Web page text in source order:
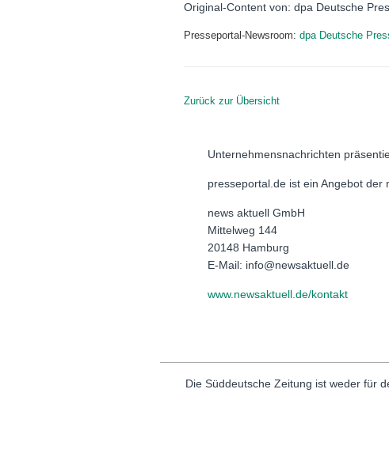
Original-Content von: dpa Deutsche
Presseportal-Newsroom: dpa Deutsche
Zurück zur Übersicht
Unternehmensnachrichten
presseportal.de ist ein Angebot der
news aktuell GmbH
Mittelweg 144
20148 Hamburg
E-Mail: info@newsaktuell.de
www.newsaktuell.de/kontakt
Die Süddeutsche Zeitung ist weder für